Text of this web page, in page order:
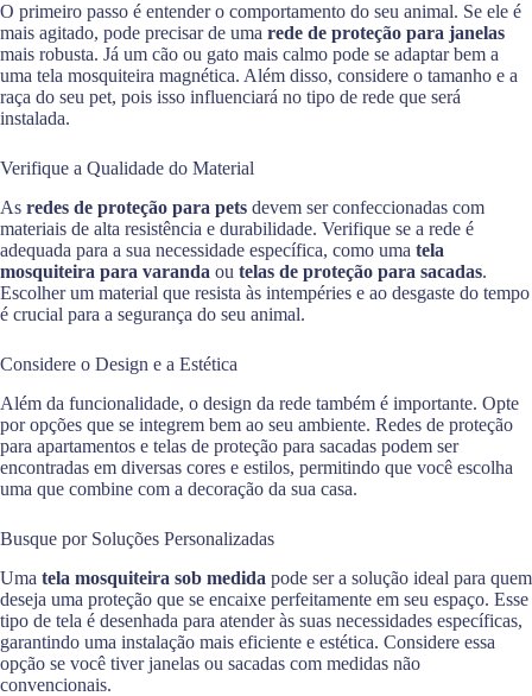
O primeiro passo é entender o comportamento do seu animal. Se ele é
mais agitado, pode precisar de uma rede de proteção para janelas
mais robusta. Já um cão ou gato mais calmo pode se adaptar bem a
uma tela mosquiteira magnética. Além disso, considere o tamanho e a
raça do seu pet, pois isso influenciará no tipo de rede que será
instalada.
Verifique a Qualidade do Material
As redes de proteção para pets devem ser confeccionadas com
materiais de alta resistência e durabilidade. Verifique se a rede é
adequada para a sua necessidade específica, como uma tela
mosquiteira para varanda ou telas de proteção para sacadas.
Escolher um material que resista às intempéries e ao desgaste do tempo
é crucial para a segurança do seu animal.
Considere o Design e a Estética
Além da funcionalidade, o design da rede também é importante. Opte
por opções que se integrem bem ao seu ambiente. Redes de proteção
para apartamentos e telas de proteção para sacadas podem ser
encontradas em diversas cores e estilos, permitindo que você escolha
uma que combine com a decoração da sua casa.
Busque por Soluções Personalizadas
Uma tela mosquiteira sob medida pode ser a solução ideal para quem
deseja uma proteção que se encaixe perfeitamente em seu espaço. Esse
tipo de tela é desenhada para atender às suas necessidades específicas,
garantindo uma instalação mais eficiente e estética. Considere essa
opção se você tiver janelas ou sacadas com medidas não
convencionais.